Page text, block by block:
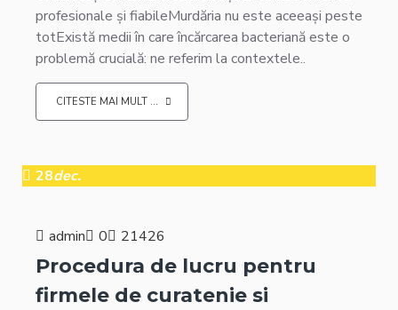
profesionale și fiabileMurdăria nu este aceeași peste
totExistă medii în care încărcarea bacteriană este o
problemă crucială: ne referim la contextele..
CITESTE MAI MULT ...
28dec.
admin 0 21426
Procedura de lucru pentru
firmele de curatenie si